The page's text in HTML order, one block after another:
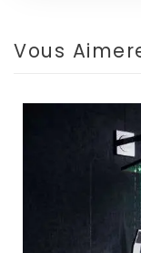
Vous